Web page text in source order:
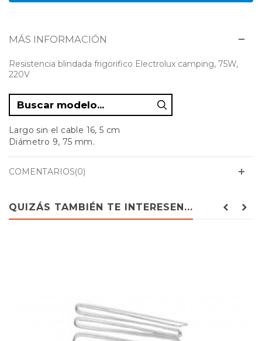
MÁS INFORMACIÓN
Resistencia blindada frigorifico Electrolux camping, 75W,
220V
Largo sin el cable 16, 5 cm
Diámetro 9, 75 mm.
COMENTARIOS(0)
QUIZÁS TAMBIÉN TE INTERESEN...